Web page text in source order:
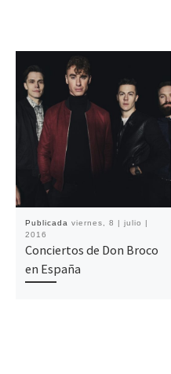
Publicada viernes, 8 | julio |
2016
Conciertos de Don Broco
en España